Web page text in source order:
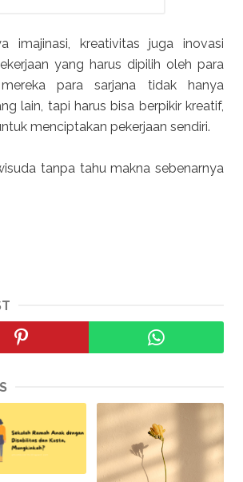
imajinasi, kreativitas juga inovasi
yang harus dipilih oleh para
para sarjana tidak hanya
lain, tapi harus bisa berpikir kreatif,
menciptakan pekerjaan sendiri.
tanpa tahu makna sebenarnya